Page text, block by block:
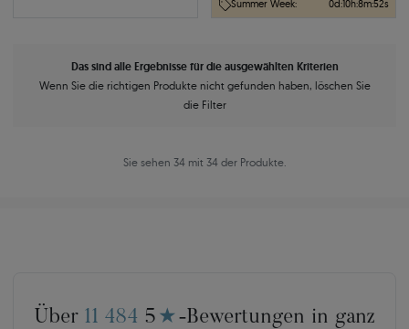
Summer Week: 0d:10h:8m:51s
Das sind alle Ergebnisse für die ausgewählten Kriterien
Wenn Sie die richtigen Produkte nicht gefunden haben, löschen Sie
die Filter
Sie sehen 34 mit 34 der Produkte.
Über 11 484 5 ★ -Bewertungen in ganz